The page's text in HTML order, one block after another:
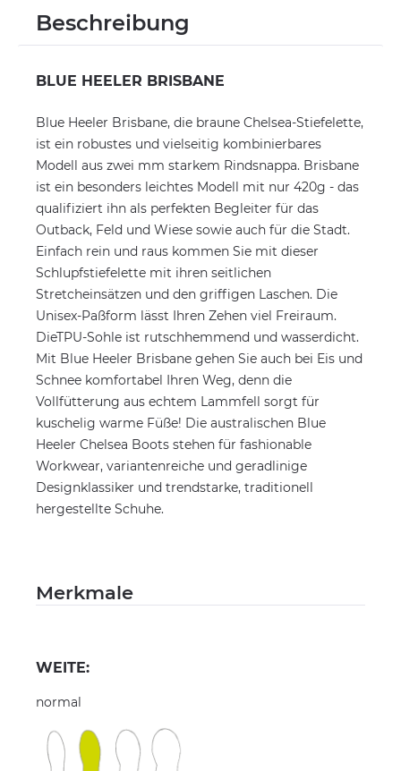
Beschreibung
BLUE HEELER BRISBANE
Blue Heeler Brisbane, die braune Chelsea-Stiefelette,
ist ein robustes und vielseitig kombinierbares
Modell aus zwei mm starkem Rindsnappa. Brisbane
ist ein besonders leichtes Modell mit nur 420g - das
qualifiziert ihn als perfekten Begleiter für das
Outback, Feld und Wiese sowie auch für die Stadt.
Einfach rein und raus kommen Sie mit dieser
Schlupfstiefelette mit ihren seitlichen
Stretcheinsätzen und den griffigen Laschen. Die
Unisex-Paßform lässt Ihren Zehen viel Freiraum.
DieTPU-Sohle ist rutschhemmend und wasserdicht.
Mit Blue Heeler Brisbane gehen Sie auch bei Eis und
Schnee komfortabel Ihren Weg, denn die
Vollfütterung aus echtem Lammfell sorgt für
kuschelig warme Füße! Die australischen Blue
Heeler Chelsea Boots stehen für fashionable
Workwear, variantenreiche und geradlinige
Designklassiker und trendstarke, traditionell
hergestellte Schuhe.
Merkmale
WEITE:
normal